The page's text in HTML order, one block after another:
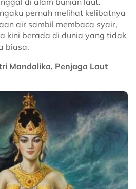
pernah melihat kelibatnya
air sambil membaca syair,
kini berada di dunia yang tidak
biasa.
Mandalika, Penjaga Laut